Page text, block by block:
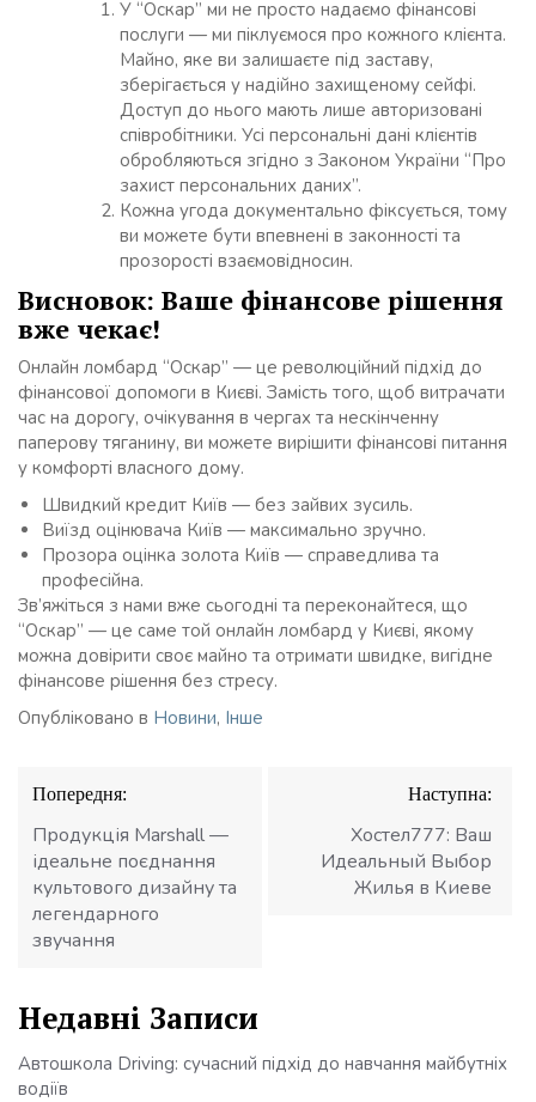
У “Оскар” ми не просто надаємо фінансові
послуги — ми піклуємося про кожного клієнта.
Майно, яке ви залишаєте під заставу,
зберігається у надійно захищеному сейфі.
Доступ до нього мають лише авторизовані
співробітники. Усі персональні дані клієнтів
обробляються згідно з Законом України “Про
захист персональних даних”.
Кожна угода документально фіксується, тому
ви можете бути впевнені в законності та
прозорості взаємовідносин.
Висновок: Ваше фінансове рішення
вже чекає!
Онлайн ломбард “Оскар” — це революційний підхід до
фінансової допомоги в Києві. Замість того, щоб витрачати
час на дорогу, очікування в чергах та нескінченну
паперову тяганину, ви можете вирішити фінансові питання
у комфорті власного дому.
Швидкий кредит Київ — без зайвих зусиль.
Виїзд оцінювача Київ — максимально зручно.
Прозора оцінка золота Київ — справедлива та
професійна.
Зв’яжіться з нами вже сьогодні та переконайтеся, що
“Оскар” — це саме той онлайн ломбард у Києві, якому
можна довірити своє майно та отримати швидке, вигідне
фінансове рішення без стресу.
Опубліковано в Новини, Інше
Навігація
записів
Попередня:
Продукція Marshall —
ідеальне поєднання
культового дизайну та
легендарного
звучання
Наступна:
Хостел777: Ваш
Идеальный Выбор
Жилья в Киеве
Недавні Записи
Автошкола Driving: сучасний підхід до навчання майбутніх
водіїв